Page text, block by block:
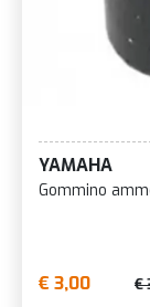
YAMAHA
Gommino
€ 3,00 €